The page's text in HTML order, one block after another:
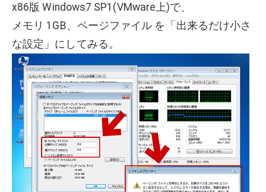
x86版 Windows7 SP1(VMware上)で、
メモリ 1GB、ページファイル を「出来るだけ小さ
な設定」にしてみる。